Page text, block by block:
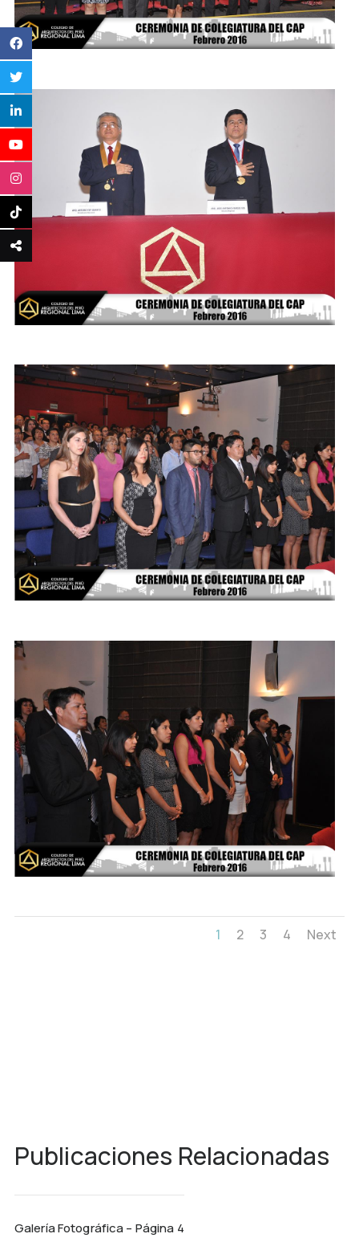
1 2 3 4 Next
Publicaciones Relacionadas
Galería Fotográfica – Página 4